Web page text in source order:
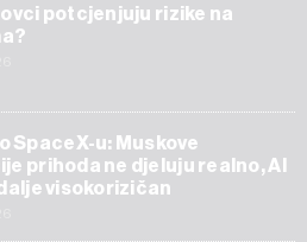
potcjenjuju rizike na
SpaceX-u: Muskove
prihoda ne djeluju realno, AI
visokorizičan